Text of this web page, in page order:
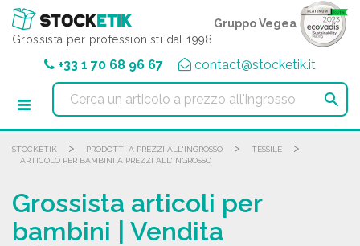
Grossista per professionisti dal 1998
Gruppo Vegea
+33 1 70 68 96 67 contact@stocketik.it

STOCKETIK > PRODOTTI A PREZZI ALL'INGROSSO > TESSILE >
ARTICOLO PER BAMBINI A PREZZI ALL'INGROSSO
Grossista articoli per
bambini | Vendita
Pannello di gestione dei cookies